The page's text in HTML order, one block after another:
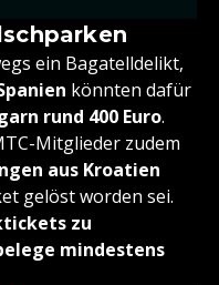
ein Bagatelldelikt,
könnten dafür
rund 400 Euro.
Mitglieder zudem
aus Kroatien
gelöst worden sei.
zu
mindestens